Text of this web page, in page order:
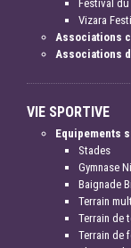
Festival du
Vizara
Associations
Associations
VIE SPORTIVE
Equipements
Stades
Gymnase
Baignade
Terrain
Terrain de
Terrain de